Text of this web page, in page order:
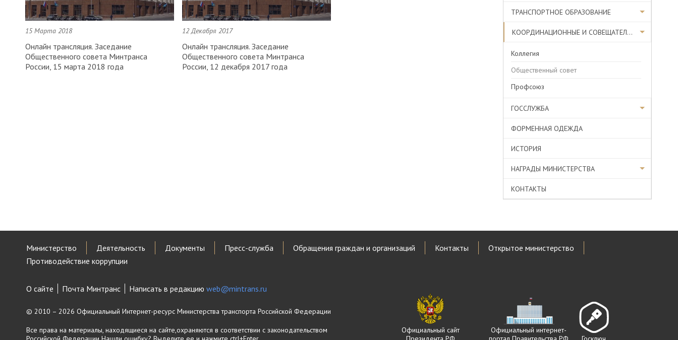
15 Марта 2018
Онлайн трансляция. Заседание
Общественного совета Минтранса
России, 15 марта 2018 года
12 Декабря 2017
Онлайн трансляция. Заседание
Общественного совета Минтранса
России, 12 декабря 2017 года
ТРАНСПОРТНОЕ ОБРАЗОВАНИЕ
КООРДИНАЦИОННЫЕ И СОВЕЩАТЕЛЬНЫЕ ОРГАНЫ
Коллегия
Общественный совет
Профсоюз
ГОССЛУЖБА
ФОРМЕННАЯ ОДЕЖДА
ИСТОРИЯ
НАГРАДЫ МИНИСТЕРСТВА
КОНТАКТЫ
Министерство Деятельность Документы Пресс-служба Обращения граждан и организаций Контакты
Открытое министерство
Противодействие коррупции
О сайте Почта Минтранс Написать в редакцию web@mintrans.ru
© 2010 – 2026 Официальный Интернет-ресурс Министерства транспорта Российской Федерации
Все права на материалы, находящиеся на сайте,охраняются в соответствии с законодательством
Официальный сайт
Официальный интернет-